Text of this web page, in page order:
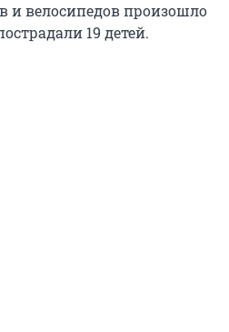
и велосипедов произошло
19 детей.